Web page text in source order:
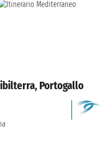
Portogallo